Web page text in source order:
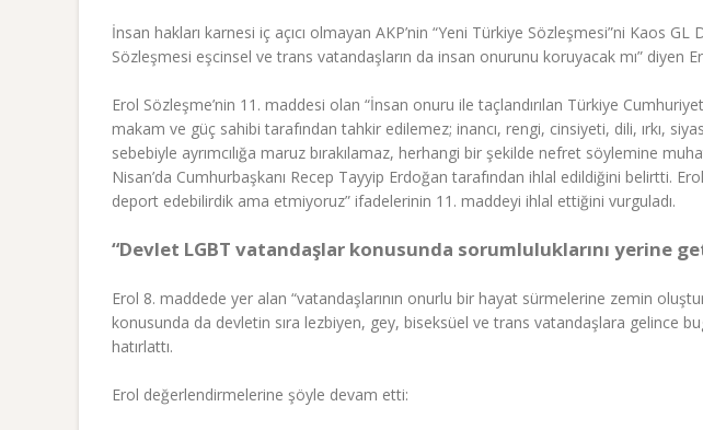
İnsan hakları karnesi iç açıcı olmayan AKP’nin “Yeni Türkiye Sözleşmesi”ni Kaos GL
Sözleşmesi eşcinsel ve trans vatandaşların da insan onurunu koruyacak mı” diyen
Erol Sözleşme’nin 11. maddesi olan “İnsan onuru ile taçlandırılan Türkiye
makam ve güç sahibi tarafından tahkir edilemez; inancı, rengi, cinsiyeti, dili, ırkı,
sebebiyle ayrımcılığa maruz bırakılamaz, herhangi bir şekilde nefret söylemine
Nisan’da Cumhurbaşkanı Recep Tayyip Erdoğan tarafından ihlal edildiğini belirtti.
deport edebilirdik ama etmiyoruz” ifadelerinin 11. maddeyi ihlal ettiğini vurguladı.
“Devlet LGBT vatandaşlar konusunda sorumluluklarını yerine
Erol 8. maddede yer alan “vatandaşlarının onurlu bir hayat sürmelerine zemin
konusunda da devletin sıra lezbiyen, gey, biseksüel ve trans vatandaşlara gelince
hatırlattı.
Erol değerlendirmelerine şöyle devam etti: